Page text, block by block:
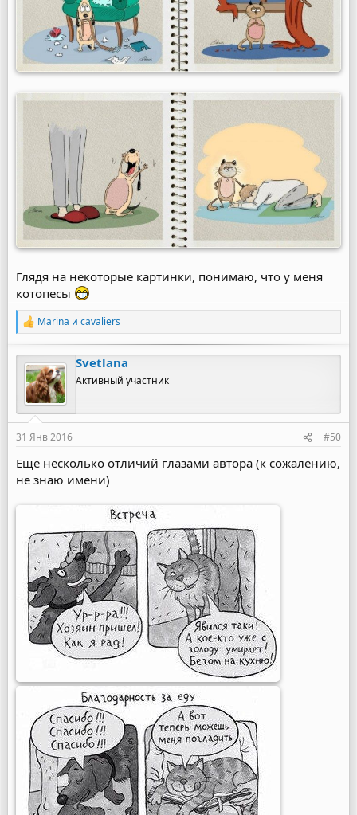
Глядя на некоторые картинки, понимаю, что у меня
котопесы
Р
а
к
ц
и
и
:
Marina и cavaliers
Svetlana
Активный участник
31 Янв 2016 #50
Еще несколько отличий глазами автора (к сожалению,
не знаю имени)